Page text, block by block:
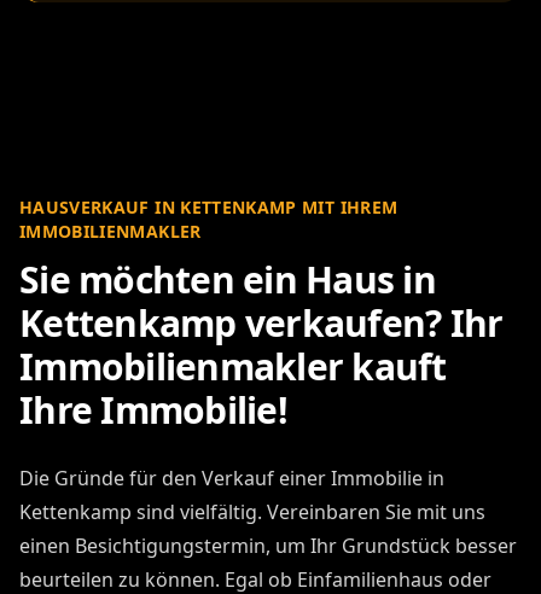
HAUSVERKAUF IN KETTENKAMP MIT IHREM
IMMOBILIENMAKLER
Sie möchten ein Haus in
Kettenkamp verkaufen? Ihr
Immobilienmakler kauft
Ihre Immobilie!
Die Gründe für den Verkauf einer Immobilie in
Kettenkamp sind vielfältig. Vereinbaren Sie mit uns
einen Besichtigungstermin, um Ihr Grundstück besser
beurteilen zu können. Egal ob Einfamilienhaus oder